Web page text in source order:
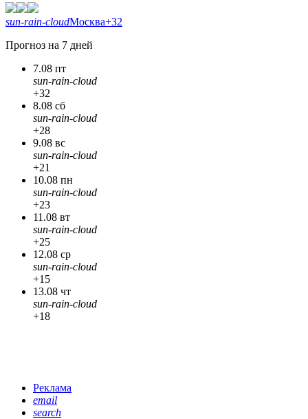
sun-rain-cloudМосква+32
Прогноз на 7 дней
7.08 пт
sun-rain-cloud
+32
8.08 сб
sun-rain-cloud
+28
9.08 вс
sun-rain-cloud
+21
10.08 пн
sun-rain-cloud
+23
11.08 вт
sun-rain-cloud
+25
12.08 ср
sun-rain-cloud
+15
13.08 чт
sun-rain-cloud
+18
Реклама
email
search